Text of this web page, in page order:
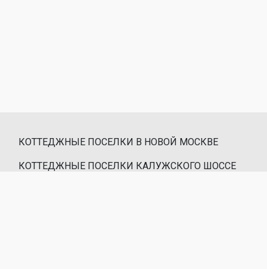
КОТТЕДЖНЫЕ ПОСЕЛКИ В НОВОЙ МОСКВЕ
КОТТЕДЖНЫЕ ПОСЕЛКИ КАЛУЖСКОГО ШОССЕ